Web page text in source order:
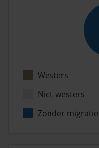
Westers
Niet-westers
Zonder